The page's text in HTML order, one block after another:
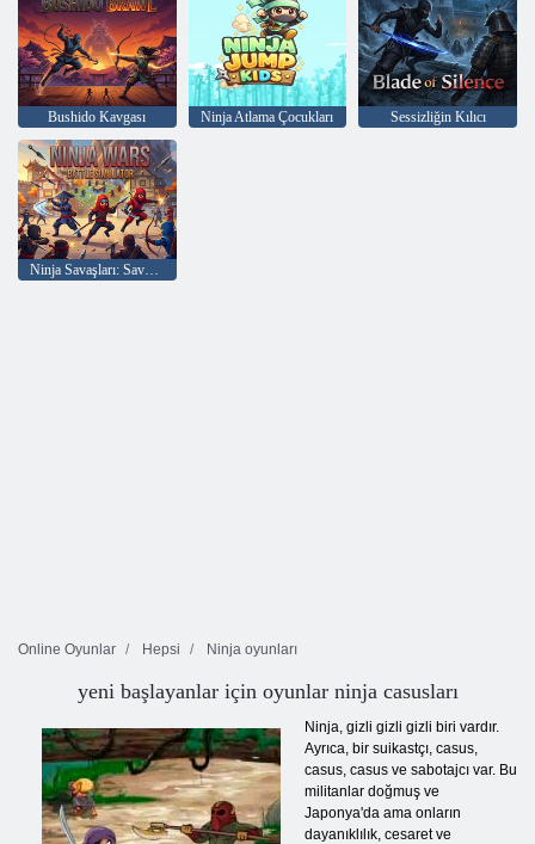
Bushido Kavgası Ninja Atlama Çocukları Sessizliğin Kılıcı
Online Oyunlar Hepsi Ninja oyunları
yeni başlayanlar için oyunlar ninja casusları
Ninja, gizli gizli gizli biri vardır.
Ayrıca, bir suikastçı, casus,
casus, casus ve sabotajcı var. Bu
militanlar doğmuş ve
Japonya'da ama onların
dayanıklılık, cesaret ve